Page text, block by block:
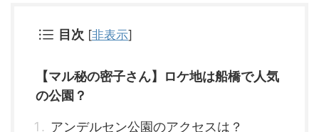
目次 [非表示]
【マル秘の密子さん】ロケ地は船橋で人気
の公園？
アンデルセン公園のアクセスは？